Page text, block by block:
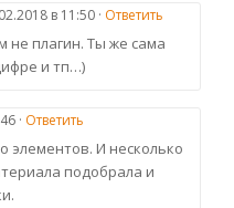
в 11:50 · Ответить
не плагин. Ты же сама
и тп…)
· Ответить
элементов. И несколько
подобрала и